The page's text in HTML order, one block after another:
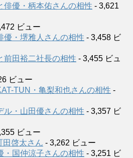
俳優・柄本佑さんの相性 - 3,621
ビュー
優・堺雅人さんの相性 - 3,458 ビ
前田裕二社長の相性 - 3,455 ビュ
ビュー
TUN・亀梨和也さんの相性 -
ル・山田優さんの相性 - 3,357 ビ
ビュー
田啓太さん - 3,262 ビュー
・国仲涼子さんの相性 - 3,251 ビ